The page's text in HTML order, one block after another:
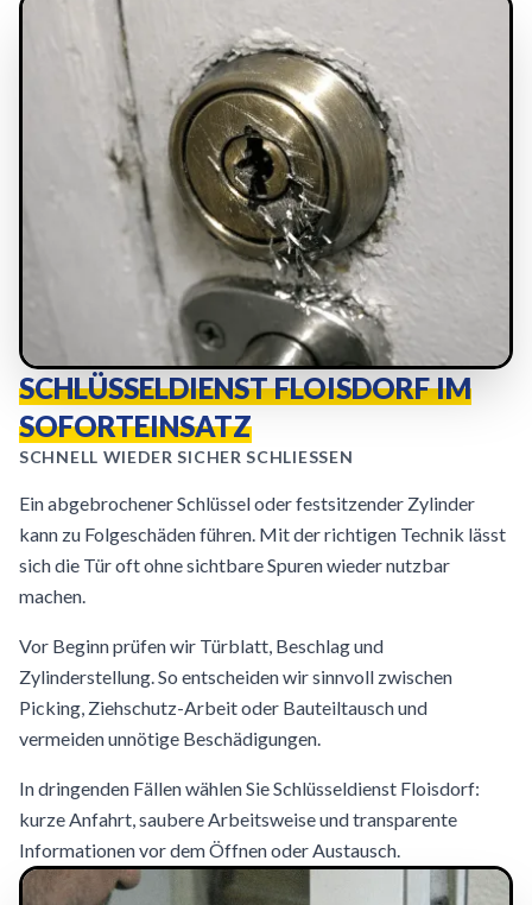
SCHLÜSSELDIENST FLOISDORF IM
SOFORTEINSATZ
SCHNELL WIEDER SICHER SCHLIESSEN
Ein abgebrochener Schlüssel oder festsitzender Zylinder
kann zu Folgeschäden führen. Mit der richtigen Technik lässt
sich die Tür oft ohne sichtbare Spuren wieder nutzbar
machen.
Vor Beginn prüfen wir Türblatt, Beschlag und
Zylinderstellung. So entscheiden wir sinnvoll zwischen
Picking, Ziehschutz-Arbeit oder Bauteiltausch und
vermeiden unnötige Beschädigungen.
In dringenden Fällen wählen Sie Schlüsseldienst Floisdorf:
kurze Anfahrt, saubere Arbeitsweise und transparente
Informationen vor dem Öffnen oder Austausch.